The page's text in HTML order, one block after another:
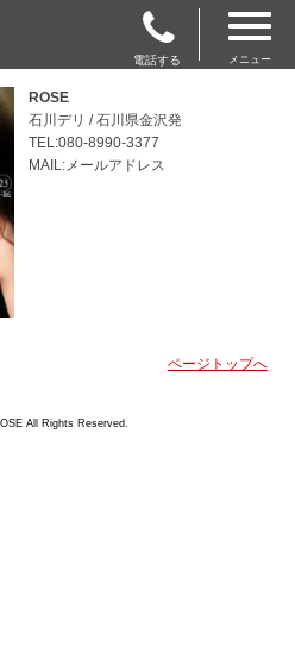
電話する メニュー
ROSE
石川デリ / 石川県金沢発
TEL:080-8990-3377
MAIL:メールアドレス
ページトップへ
All Rights Reserved.